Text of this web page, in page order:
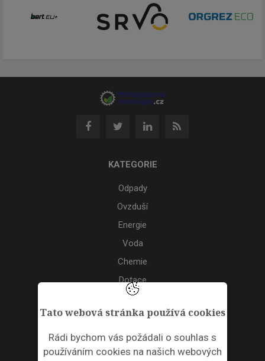
Tato webová stránka používá cookies
Rádi bychom vás požádali o souhlas s
používáním cookies na našich webových
KATEGORIE
Odpady
Ovzduší
Energie
Voda
Chemie
Dotace
Akce
ODPADNÍ PLASTY